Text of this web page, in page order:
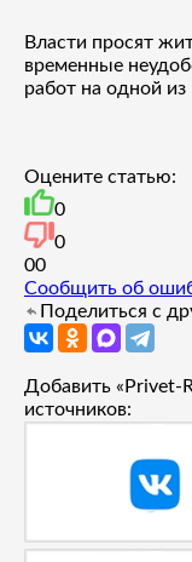
Власти просят
временные
работ на одной
Оцените статью:
0
0
00
Сообщить об
Поделиться с
Добавить «Privet-
источников: